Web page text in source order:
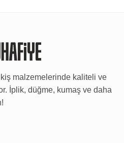
malzemelerinde kaliteli ve
İplik, düğme, kumaş ve daha